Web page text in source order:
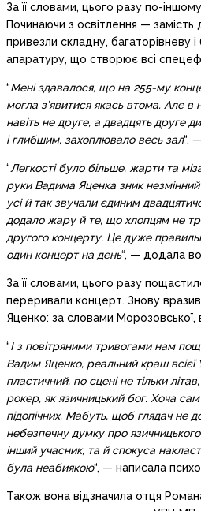
За її словами, цього разу по-
Починаючи з освітлення — замість
привезли складну, багаторівневу
апаратуру, що створює всі
“Мені здавалося, що на 255-му
могла з’явитися якась втома. Але в
навіть не друге, а двадцять друге
і глибшим, захоплювало весь зал“,
“Легкості було більше, жарти та
руки Вадима Яценка зник
усі й так звучали єдиним
додало жару й те, що хлопцям не
другого концерту. Це дуже
один концерт на день“, — додала
За її словами, цього разу
переривали концерт. Знову
Яценко: за словами Морозовської,
“І з повітряними тривогами нам
Вадим Яценко, реальний краш всієї
пластичний, по сцені не тільки
рокер, як язичницький бог. Хоча
підопічних. Мабуть, щоб глядач не
небезпечну думку про
інший учасник, та й спокуса
була неабиякою“, — написала
Також вона відзначила отця